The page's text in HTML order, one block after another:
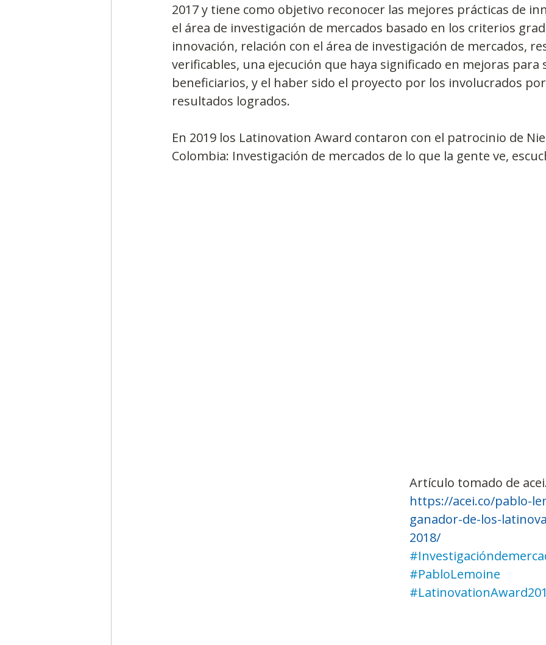
2017 y tiene como objetivo reconocer las mejores prácticas de
el área de investigación de mercados basado en los criterios
innovación, relación con el área de investigación de mercados,
verificables, una ejecución que haya significado en mejoras para
beneficiarios, y el haber sido el proyecto por los involucrados
resultados logrados.
En 2019 los Latinovation Award contaron con el patrocinio de
Colombia: Investigación de mercados de lo que la gente ve,
Artículo tomado de
https://acei.co/pablo-
ganador-de-los-
2018/
#PabloLemoine